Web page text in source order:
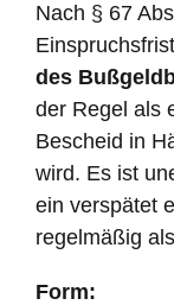
Nach § 67
Einspruchsfrist
des
der Regel als
Bescheid in
wird. Es ist
ein verspätet
regelmäßig
Form: